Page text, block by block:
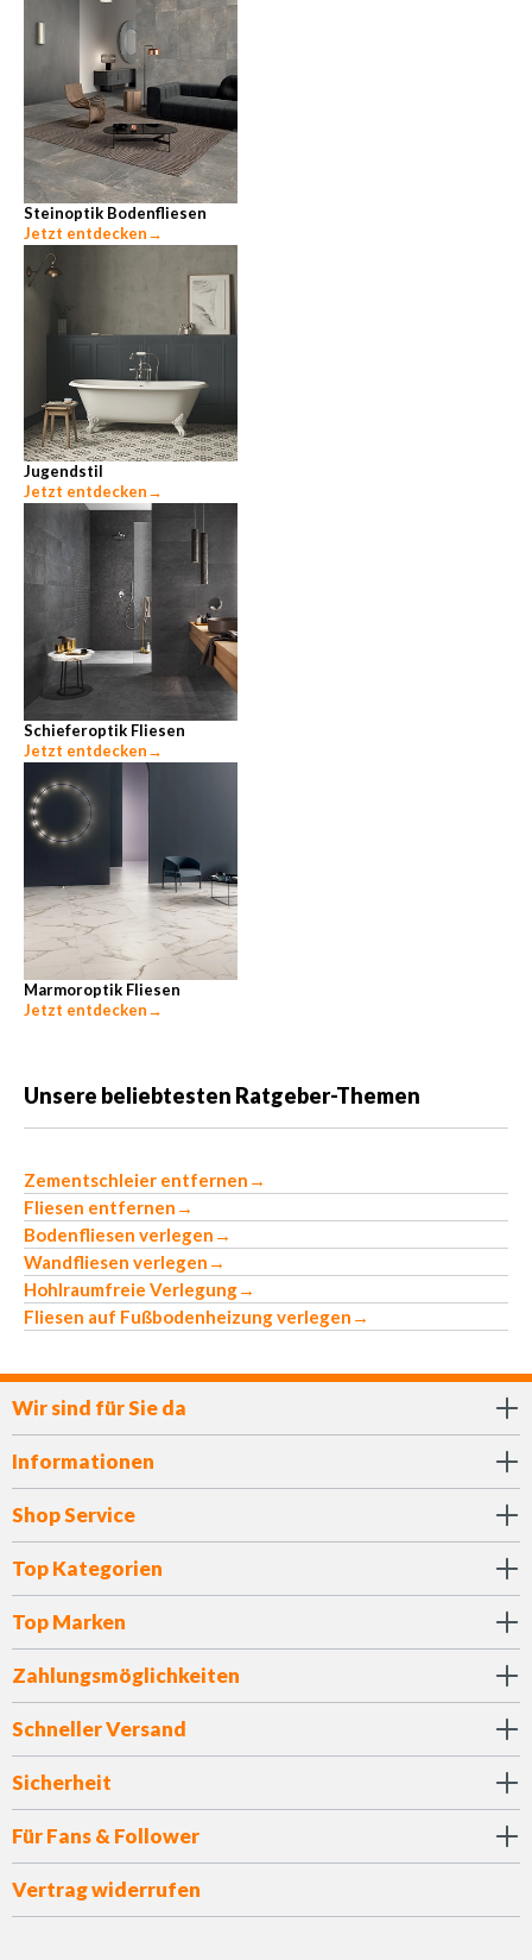
Steinoptik Bodenfliesen
Jetzt entdecken→
Jugendstil
Jetzt entdecken→
Schieferoptik Fliesen
Jetzt entdecken→
Marmoroptik Fliesen
Jetzt entdecken→
Unsere beliebtesten Ratgeber-Themen
Zementschleier entfernen →
Fliesen entfernen →
Bodenfliesen verlegen →
Wandfliesen verlegen →
Hohlraumfreie Verlegung→
Fliesen auf Fußbodenheizung verlegen →
Wir sind für Sie da
Informationen
Shop Service
Top Kategorien
Top Marken
Zahlungsmöglichkeiten
Schneller Versand
Sicherheit
Für Fans & Follower
Vertrag widerrufen